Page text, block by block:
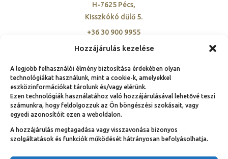
Hozzájárulás kezelése
A legjobb felhasználói élmény biztosítása érdekében olyan
technológiákat használunk, mint a cookie-k, amelyekkel
eszközinformációkat tárolunk és/vagy elérünk.
Ezen technológiák használatához való hozzájárulásával lehetővé teszi
számunkra, hogy feldolgozzuk az Ön böngészési szokásait, vagy
egyedi azonosítóit ezen a weboldalon.
A hozzájárulás megtagadása vagy visszavonása bizonyos
szolgáltatások és funkciók működését hátrányosan befolyásolhatja.
H-7625 Pécs,
Kisszkókó dűlő 5.
+36 30 900 9955
szovetseg@ambassadorclub-hu.org
© Copyright 1991 – 2025.
Nemzeti Ambassador Club Magyarország hivatalos
weboldala | Néhány jog fenntartva!